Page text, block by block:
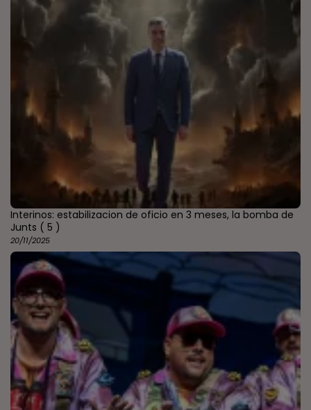
Interinos: estabilizacion de oficio en 3 meses, la bomba de
Junts ( 5 )
20/11/2025